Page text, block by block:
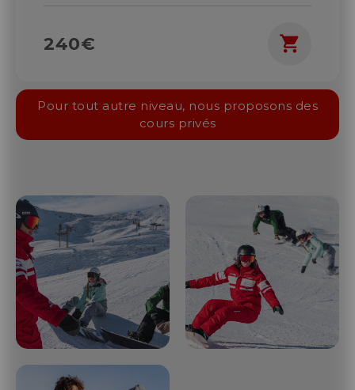
240€ shopping_cart
Pour tout autre niveau, nous proposons des
cours privés